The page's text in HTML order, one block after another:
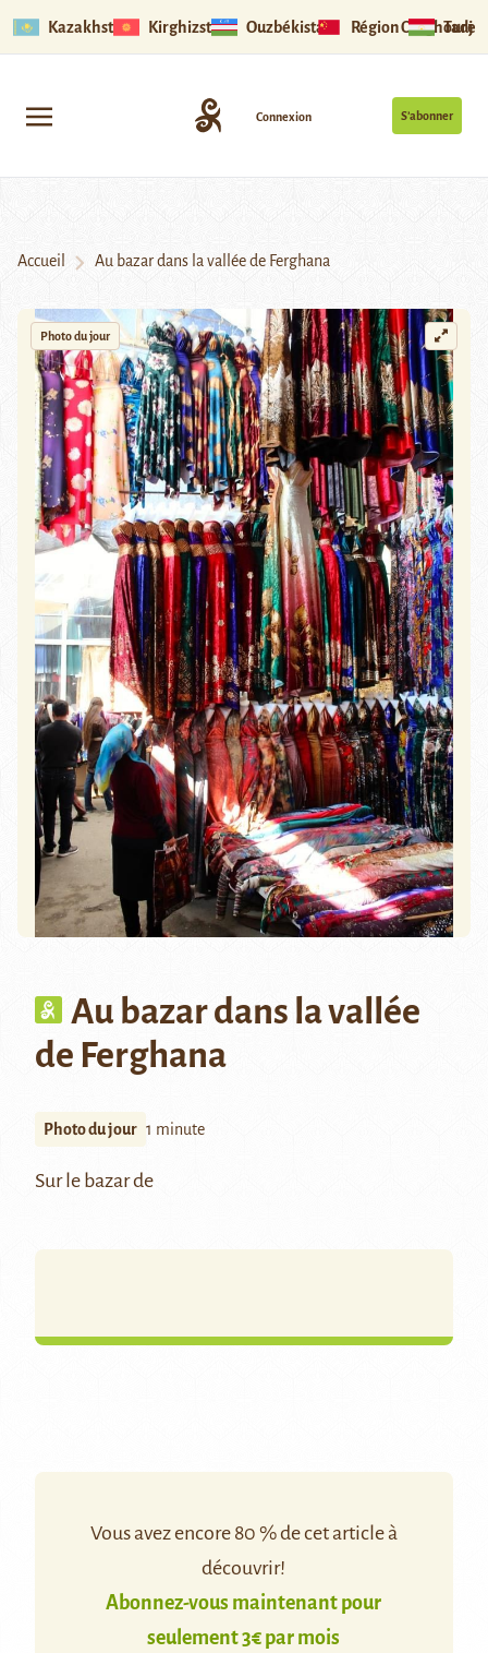
Kazakhstan Kirghizstan Ouzbékistan Région Ouïghoure
S’abonner
Connexion
Accueil Au bazar dans la vallée de Ferghana
Photo du jour
Au bazar dans la vallée
de Ferghana
Photo du jour 1 minute
Sur le bazar de
Vous avez encore 80 % de cet article à
découvrir!
Abonnez-vous maintenant pour
seulement 3€ par mois